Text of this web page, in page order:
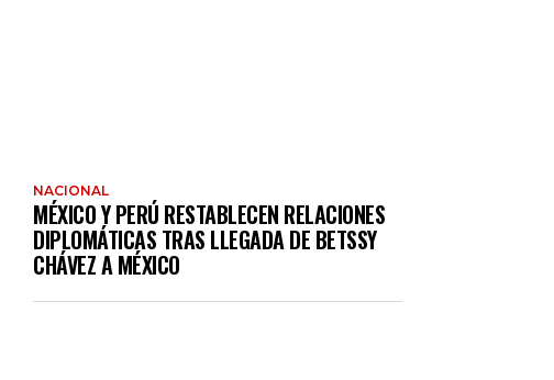
NACIONAL
MÉXICO Y PERÚ RESTABLECEN RELACIONES
DIPLOMÁTICAS TRAS LLEGADA DE BETSSY
CHÁVEZ A MÉXICO